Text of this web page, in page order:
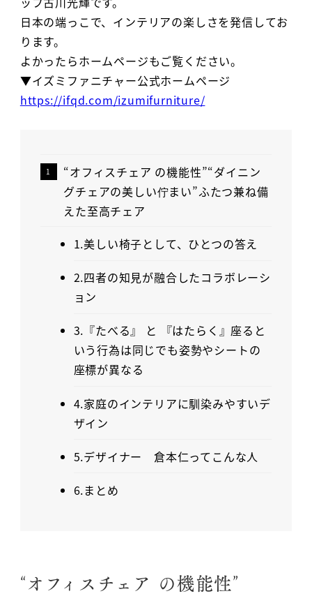
日本の端っこで、インテリアの楽しさを発信してお
ります。
よかったらホームページもご覧ください。
▼イズミファニチャー公式ホームページ
https://ifqd.com/izumifurniture/
“オフィスチェア の機能性”“ダイニン
グチェアの美しい佇まい”ふたつ兼ね備
えた至高チェア
1.美しい椅子として、ひとつの答え
2.四者の知見が融合したコラボレーシ
ョン
3.『たべる』 と 『はたらく』座ると
いう行為は同じでも姿勢やシートの
座標が異なる
4.家庭のインテリアに馴染みやすいデ
ザイン
5.デザイナー 倉本仁ってこんな人
6.まとめ
“オフィスチェア の機能性”